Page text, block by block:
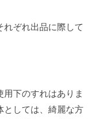
ぞれ出品に際して
下のすれはありま
としては、綺麗な方